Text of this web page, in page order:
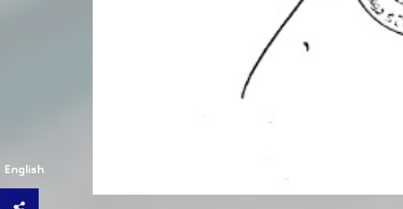
English